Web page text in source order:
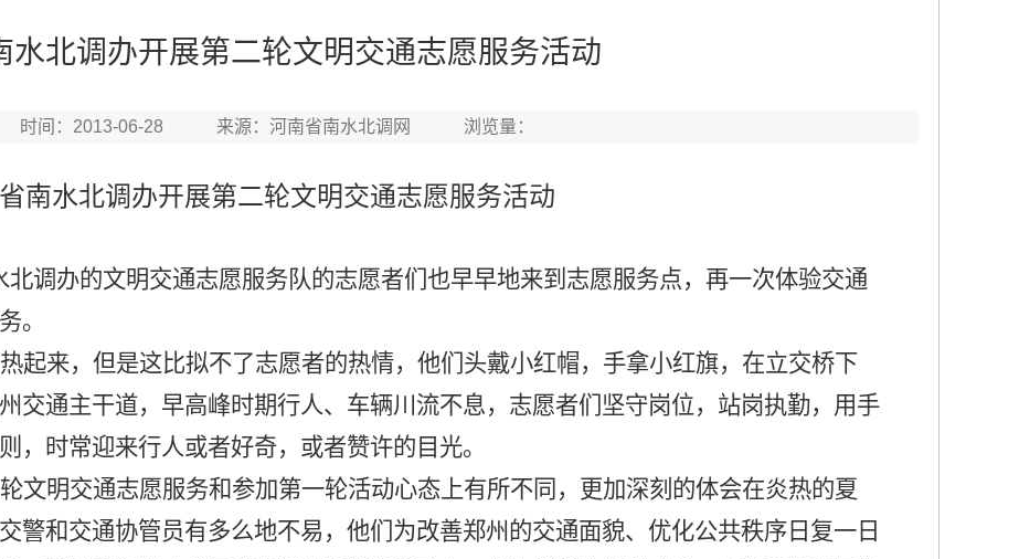
水北调办开展第二轮文明交通志愿服务活动
时间：2013-06-28 来源：河南省南水北调网 浏览量：
省南水北调办开展第二轮文明交通志愿服务活动
北调办的文明交通志愿服务队的志愿者们也早早地来到志愿服务点，再一次体验交通
。
起来，但是这比拟不了志愿者的热情，他们头戴小红帽，手拿小红旗，在立交桥下
交通主干道，早高峰时期行人、车辆川流不息，志愿者们坚守岗位，站岗执勤，用手
，时常迎来行人或者好奇，或者赞许的目光。
文明交通志愿服务和参加第一轮活动心态上有所不同，更加深刻的体会在炎热的夏
警和交通协管员有多么地不易，他们为改善郑州的交通面貌、优化公共秩序日复一日